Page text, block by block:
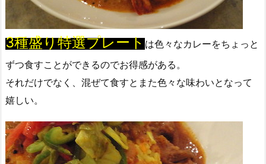
3種盛り特選プレートは色々なカレーをちょっと
ずつ食すことができるのでお得感がある。
それだけでなく、混ぜて食すとまた色々な味わいとなって
嬉しい。